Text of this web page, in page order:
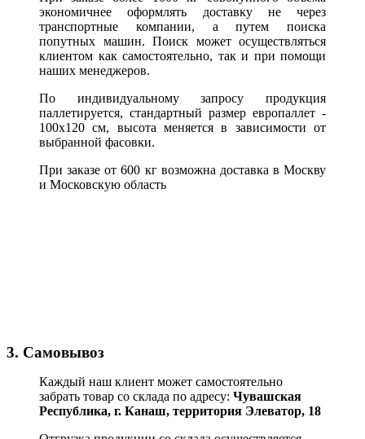
экономичнее оформлять доставку не через
транспортные компании, а путем поиска
попутных машин. Поиск может осуществляться
клиентом как самостоятельно, так и при помощи
наших менеджеров.
По индивидуальному запросу продукция
паллетируется, стандартный размер европаллет -
100х120 см, высота меняется в зависимости от
выбранной фасовки.
При заказе от 600 кг возможна доставка в Москву
и Московскую область
3. Самовывоз
Каждый наш клиент может самостоятельно
забрать товар со склада по адресу: Чувашская
Республика, г. Канаш, территория Элеватор, 18